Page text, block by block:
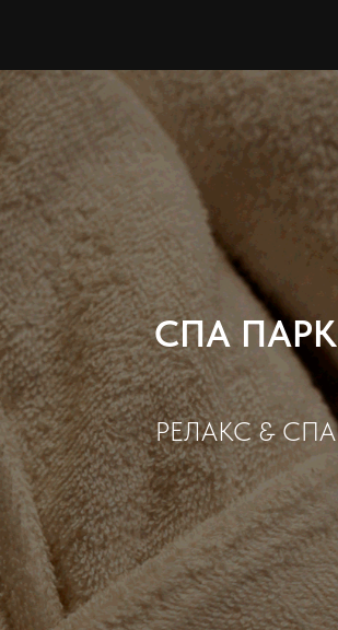
СПА ПАРК
РЕЛАКС & СПА